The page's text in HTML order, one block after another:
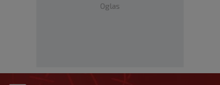
Oglas